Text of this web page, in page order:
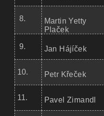
8.
Martin Yetty
Plaček
9. Jan Hájíček
10. Petr Křeček
11. Pavel Zimandl